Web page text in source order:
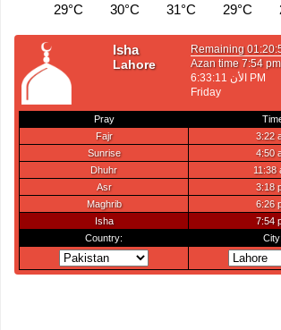
29°C 30°C 31°C 29°C